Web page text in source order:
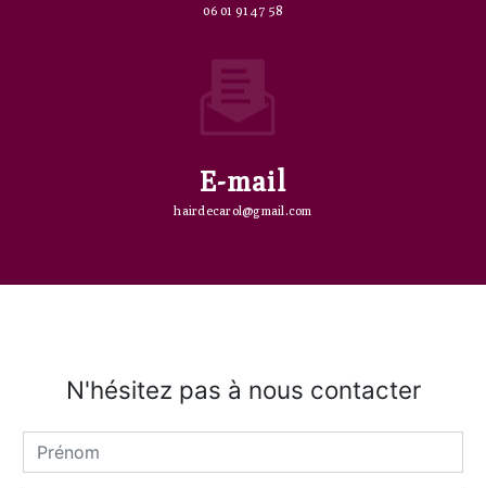
06 01 91 47 58
E-mail
hairdecarol@gmail.com
N'hésitez pas à nous contacter